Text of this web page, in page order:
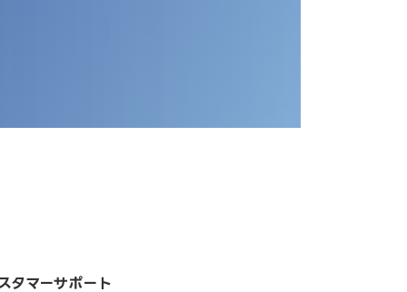
タマーサポート